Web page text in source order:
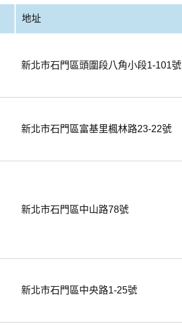
地址
新北市石門區頭圍段八角小段1-101號
新北市石門區富基里楓林路23-22號
新北市石門區中山路78號
新北市石門區中央路1-25號